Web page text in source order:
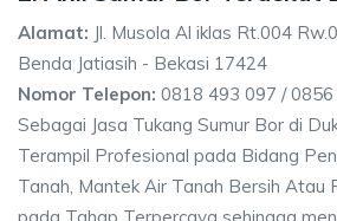
Alamat: Jl. Musola Al iklas Rt.004
Benda Jatiasih - Bekasi 17424
Nomor Telepon: 0818 493 097 /
Sebagai Jasa Tukang Sumur Bor di
Terampil Profesional pada Bidang
Tanah, Mantek Air Tanah Bersih Atau